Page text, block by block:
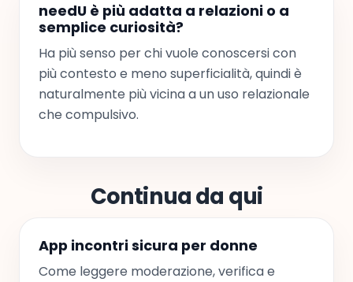
needU è più adatta a relazioni o a
semplice curiosità?
Ha più senso per chi vuole conoscersi con
più contesto e meno superficialità, quindi è
naturalmente più vicina a un uso relazionale
che compulsivo.
Continua da qui
App incontri sicura per donne
Come leggere moderazione, verifica e